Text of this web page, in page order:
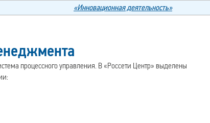
«Инновационная деятельность»
процессного управления. В «Россети Центр» выделены